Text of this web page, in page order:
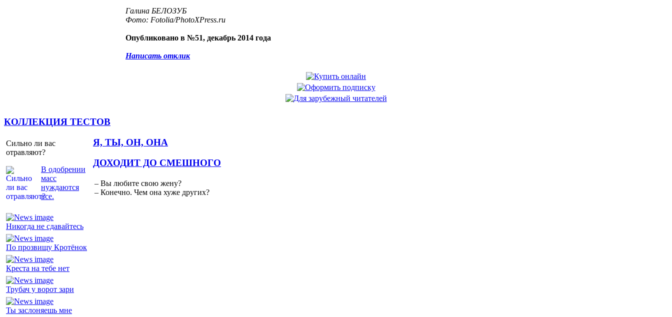
Галина БЕЛОЗУБ
Фото: Fotolia/PhotoXPress.ru
Опубликовано в №51, декабрь 2014 года
Написать отклик
КОЛЛЕКЦИЯ ТЕСТОВ
Сильно ли вас
отравляют?
В одобрении
масс
нуждаются
все.
Я, ТЫ, ОН, ОНА
Никогда не сдавайтесь
По прозвищу Кротёнок
Креста на тебе нет
Трубач у ворот зари
Ты заслоняешь мне
ДОХОДИТ ДО СМЕШНОГО
– Вы любите свою жену?
– Конечно. Чем она хуже других?